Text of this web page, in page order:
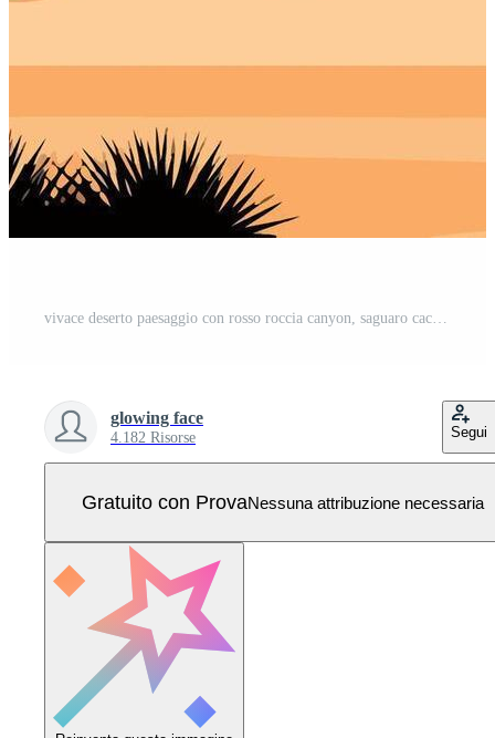
vivace deserto paesaggio con rosso roccia canyon, saguaro cactus, e lontano montagne sotto un' chiaro cielo. stilizzato sud-ovest vista Vettore Pro
glowing face
4.182 Risorse Segui
Gratuito con ProvaNessuna attribuzione necessaria